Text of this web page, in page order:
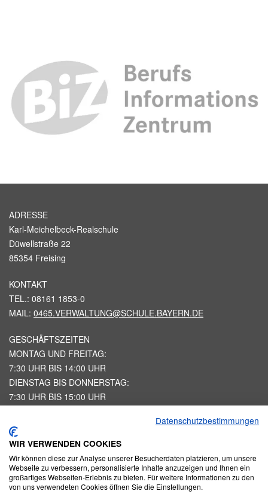
ADRESSE
Karl-Meichelbeck-Realschule
Düwellstraße 22
85354 Freising
KONTAKT
TEL.: 08161 1853-0
MAIL: 0465.VERWALTUNG@SCHULE.BAYERN.DE
GESCHÄFTSZEITEN
MONTAG UND FREITAG:
7:30 UHR BIS 14:00 UHR
DIENSTAG BIS DONNERSTAG:
7:30 UHR BIS 15:00 UHR
IMPRESSUM
DATENSCHUTZERKLAERUNG
DATENSCHUTZBEAUFTRAGTER
Datenschutzbestimmungen
WIR VERWENDEN COOKIES
Wir können diese zur Analyse unserer Besucherdaten platzieren, um unsere
Webseite zu verbessern, personalisierte Inhalte anzuzeigen und Ihnen ein
großartiges Webseiten-Erlebnis zu bieten. Für weitere Informationen zu den
von uns verwendeten Cookies öffnen Sie die Einstellungen.